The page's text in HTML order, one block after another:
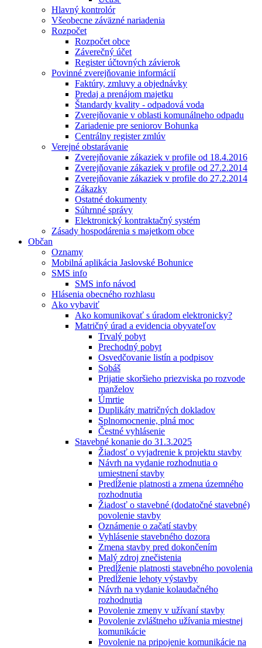
Hlavný kontrolór
Všeobecne záväzné nariadenia
Rozpočet
Rozpočet obce
Záverečný účet
Register účtovných závierok
Povinné zverejňovanie informácií
Faktúry, zmluvy a objednávky
Predaj a prenájom majetku
Štandardy kvality - odpadová voda
Zverejňovanie v oblasti komunálneho odpadu
Zariadenie pre seniorov Bohunka
Centrálny register zmlúv
Verejné obstarávanie
Zverejňovanie zákaziek v profile od 18.4.2016
Zverejňovanie zákaziek v profile od 27.2.2014
Zverejňovanie zákaziek v profile do 27.2.2014
Zákazky
Ostatné dokumenty
Súhrnné správy
Elektronický kontraktačný systém
Zásady hospodárenia s majetkom obce
Občan
Oznamy
Mobilná aplikácia Jaslovské Bohunice
SMS info
SMS info návod
Hlásenia obecného rozhlasu
Ako vybaviť
Ako komunikovať s úradom elektronicky?
Matričný úrad a evidencia obyvateľov
Trvalý pobyt
Prechodný pobyt
Osvedčovanie listín a podpisov
Sobáš
Prijatie skoršieho priezviska po rozvode
manželov
Úmrtie
Duplikáty matričných dokladov
Splnomocnenie, plná moc
Čestné vyhlásenie
Stavebné konanie do 31.3.2025
Žiadosť o vyjadrenie k projektu stavby
Návrh na vydanie rozhodnutia o
umiestnení stavby
Predĺženie platnosti a zmena územného
rozhodnutia
Žiadosť o stavebné (dodatočné stavebné)
povolenie stavby
Oznámenie o začatí stavby
Vyhlásenie stavebného dozora
Zmena stavby pred dokončením
Malý zdroj znečistenia
Predĺženie platnosti stavebného povolenia
Predĺženie lehoty výstavby
Návrh na vydanie kolaudačného
rozhodnutia
Povolenie zmeny v užívaní stavby
Povolenie zvláštneho užívania miestnej
komunikácie
Povolenie na pripojenie komunikácie na